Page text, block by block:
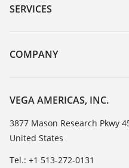
Serial number search
DTM Collection/PACTware
SERVICES
Instrument return
Training
TeamViewer
COMPANY
Career Opportunities
About VEGA
Contact
News
Press
VEGA AMERICAS, INC.
3877 Mason Research Pkwy
United States
Tel.: +1 513-272-0131